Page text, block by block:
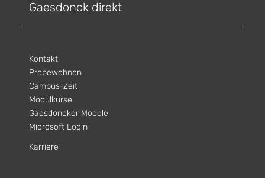
Gaesdonck direkt
Kontakt
Probewohnen
Campus-Zeit
Modulkurse
Gaesdoncker Moodle
Microsoft Login
Karriere